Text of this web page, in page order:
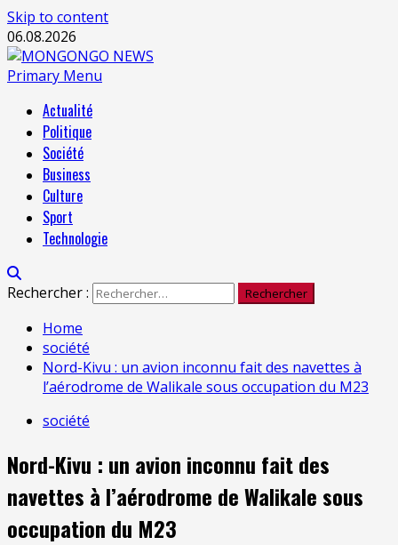
Skip to content
06.08.2026
Primary Menu
Actualité
Politique
Société
Business
Culture
Sport
Technologie
Rechercher :
Home
société
Nord-Kivu : un avion inconnu fait des navettes à
l’aérodrome de Walikale sous occupation du M23
société
Nord-Kivu : un avion inconnu fait des
navettes à l’aérodrome de Walikale sous
occupation du M23